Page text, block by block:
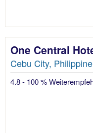
One Central
Cebu City,
4.8 - 100 %